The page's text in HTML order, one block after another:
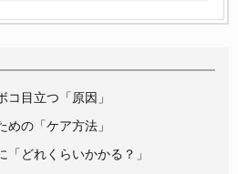
目立つ「原因」
の「ケア方法」
どれくらいかかる？」